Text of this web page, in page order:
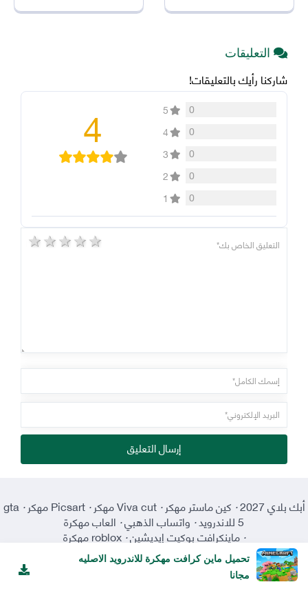
التعليقات
شاركنا رأيك بالتعليقات!
0
5
0
4
0
3
0
2
0
1
4
5 stars 4 stars 3 stars 2 stars 1 star
إرسال التعليق
تحميل ماين كرافت مهكرة للاندرويد الاصليه
مجانا
أبك بلاي 2027 · كين ماستر مهكر·Viva cut مهكر ·Picsart مهكر ·
gta
5 للاندرويد ·واتساب الذهبي· العاب مهكرة
·ماينكرافت بوكيت إيديشين·roblox مهكرة